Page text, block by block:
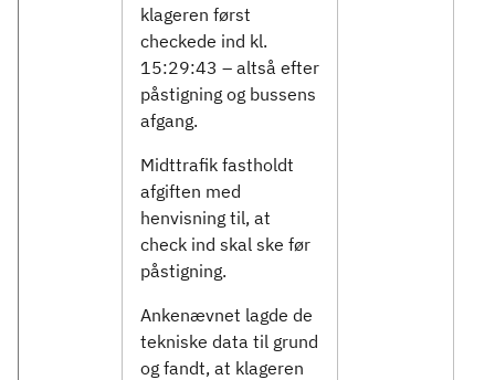
klageren først
checkede ind kl.
15:29:43 – altså efter
påstigning og bussens
afgang.
Midttrafik fastholdt
afgiften med
henvisning til, at
check ind skal ske før
påstigning.
Ankenævnet lagde de
tekniske data til grund
og fandt, at klageren